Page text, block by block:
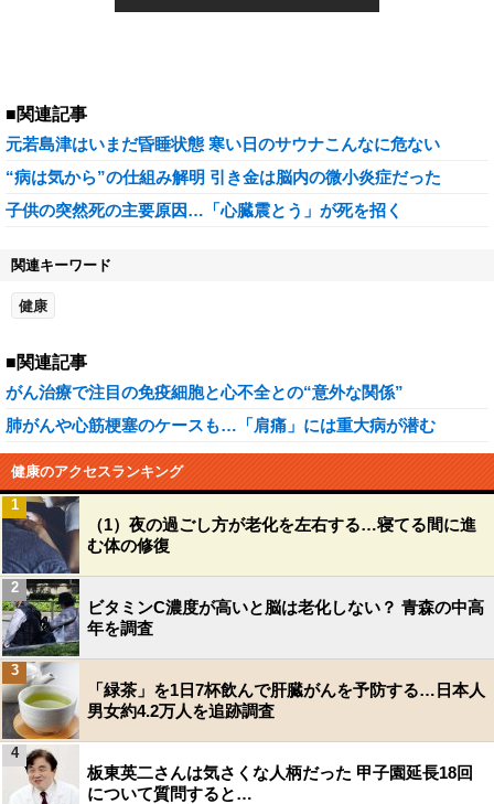
■関連記事
元若島津はいまだ昏睡状態 寒い日のサウナこんなに危ない
“病は気から”の仕組み解明 引き金は脳内の微小炎症だった
子供の突然死の主要原因…「心臓震とう」が死を招く
関連キーワード
健康
■関連記事
がん治療で注目の免疫細胞と心不全との“意外な関係”
肺がんや心筋梗塞のケースも…「肩痛」には重大病が潜む
健康のアクセスランキング
（1）夜の過ごし方が老化を左右する…寝てる間に進
む体の修復
1
ビタミンC濃度が高いと脳は老化しない？ 青森の中高
年を調査
2
「緑茶」を1日7杯飲んで肝臓がんを予防する…日本人
男女約4.2万人を追跡調査
3
板東英二さんは気さくな人柄だった 甲子園延長18回
について質問すると…
4